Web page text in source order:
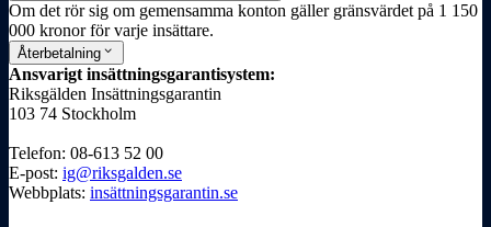
Om det rör sig om gemensamma konton gäller gränsvärdet på 1 150
000 kronor för varje insättare.
Återbetalning expand_more
Ansvarigt insättnings­­­­garantisystem:
Riksgälden Insättnings­­­­garantin
103 74 Stockholm
Telefon: 08-613 52 00
E-post: ig@riksgalden.se
Webbplats: insättnings­­­­garantin.se